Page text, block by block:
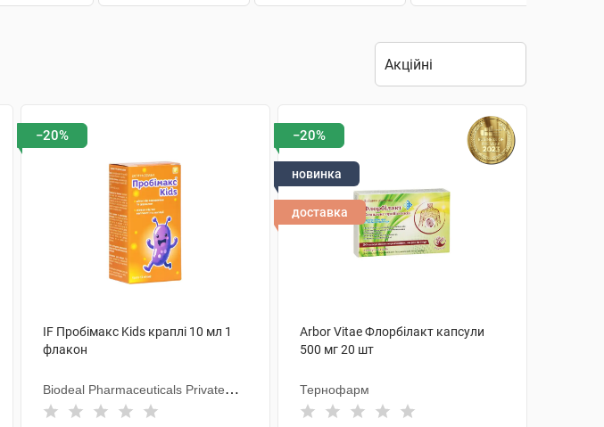
−20%
IF Пробімакс Kids краплі 10 мл 1
флакон
Biodeal Pharmaceuticals Private
Limited
−20%
новинка
доставка
Arbor Vitae Флорбілакт капсули
500 мг 20 шт
Тернофарм